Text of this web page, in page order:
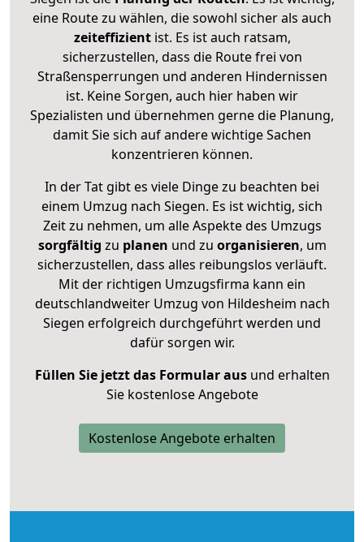
eine Route zu wählen, die sowohl sicher als auch
zeiteffizientist. Es ist auch ratsam,
sicherzustellen, dass die Route frei von
Straßensperrungen und anderen Hindernissen
ist. Keine Sorgen, auch hier haben wir
Spezialisten und übernehmen gerne die Planung,
damit Sie sich auf andere wichtige Sachen
konzentrieren können.
In der Tat gibt es viele Dinge zu beachten bei
einem Umzug nach Siegen. Es ist wichtig, sich
Zeit zu nehmen, um alle Aspekte des Umzugs
sorgfältig zu planen und zu organisieren, um
sicherzustellen, dass alles reibungslos verläuft.
Mit der richtigen Umzugsfirma kann ein
deutschlandweiter Umzug von Hildesheim nach
Siegen erfolgreich durchgeführt werden und
dafür sorgen wir.
Füllen Sie jetzt das Formular ausund erhalten
Sie kostenlose Angebote
Kostenlose Angebote erhalten